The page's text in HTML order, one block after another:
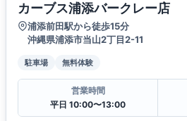
カーブス浦添バークレー店
浦添前田駅から徒歩15分
沖縄県浦添市当山2丁目2-11
駐車場 無料体験
営業時間
平日 10:00〜13:00